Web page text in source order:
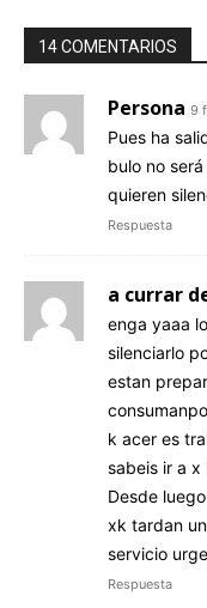
14 COMENTARIOS
Persona 9
Pues ha
bulo no
quieren
Respuesta
a currar
enga yaaa
silenciarlo
estan
k acer es
sabeis ir a
Desde
xk tardan
servicio
Respuesta